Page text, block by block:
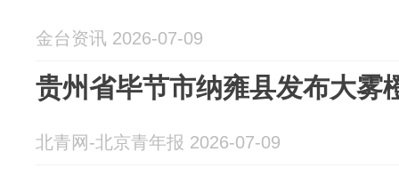
金台资讯 2026-07-09
贵州省毕节市纳雍县发布大雾
北青网-北京青年报 2026-07-09